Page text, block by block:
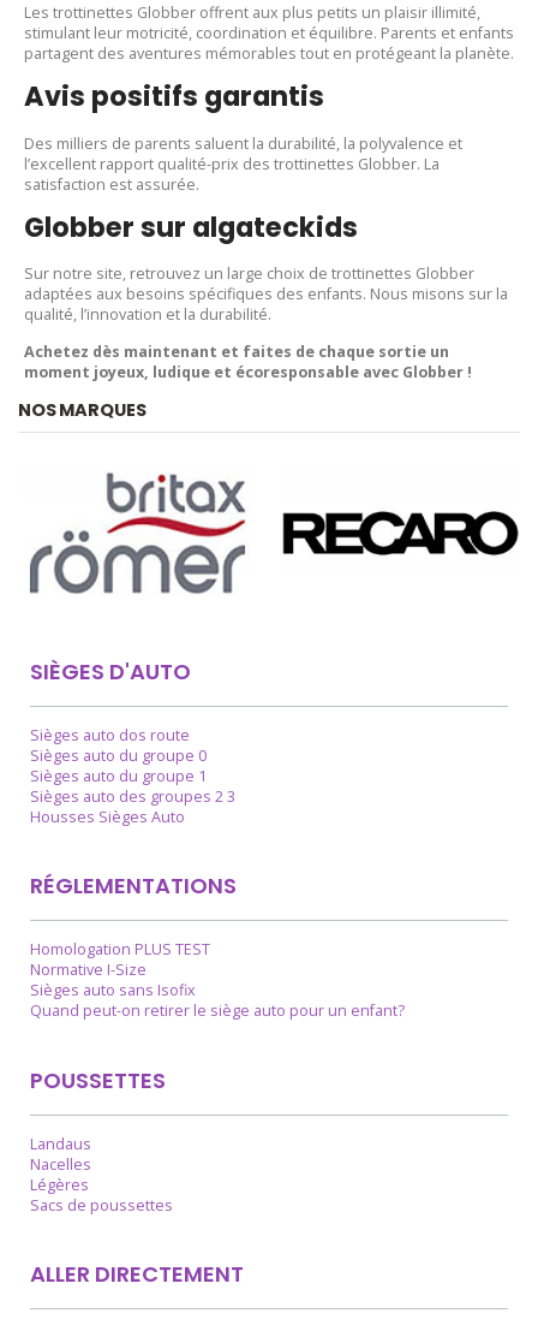
Les trottinettes Globber offrent aux plus petits un plaisir illimité,
stimulant leur motricité, coordination et équilibre. Parents et enfants
partagent des aventures mémorables tout en protégeant la planète.
Avis positifs garantis
Des milliers de parents saluent la durabilité, la polyvalence et
l’excellent rapport qualité-prix des trottinettes Globber. La
satisfaction est assurée.
Globber sur algateckids
Sur notre site, retrouvez un large choix de trottinettes Globber
adaptées aux besoins spécifiques des enfants. Nous misons sur la
qualité, l’innovation et la durabilité.
Achetez dès maintenant et faites de chaque sortie un
moment joyeux, ludique et écoresponsable avec Globber !
NOS MARQUES
SIÈGES D'AUTO
Sièges auto dos route
Sièges auto du groupe 0
Sièges auto du groupe 1
Sièges auto des groupes 2 3
Housses Sièges Auto
RÉGLEMENTATIONS
Homologation PLUS TEST
Normative I-Size
Sièges auto sans Isofix
Quand peut-on retirer le siège auto pour un enfant?
POUSSETTES
Landaus
Nacelles
Légères
Sacs de poussettes
ALLER DIRECTEMENT